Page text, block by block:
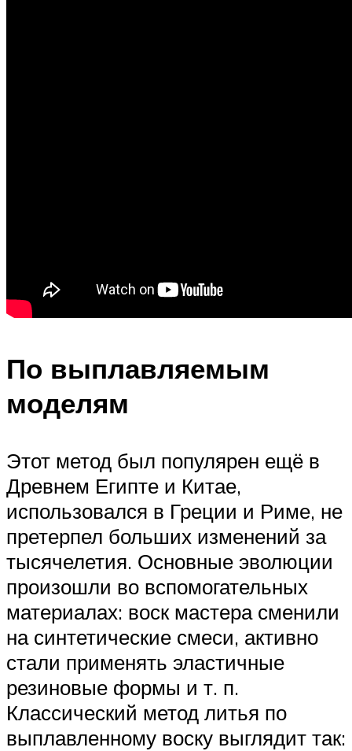
По выплавляемым
моделям
Этот метод был популярен ещё в
Древнем Египте и Китае,
использовался в Греции и Риме, не
претерпел больших изменений за
тысячелетия. Основные эволюции
произошли во вспомогательных
материалах: воск мастера сменили
на синтетические смеси, активно
стали применять эластичные
резиновые формы и т. п.
Классический метод литья по
выплавленному воску выглядит так: